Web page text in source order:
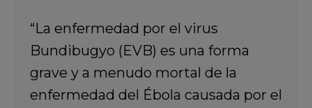
“La enfermedad por el virus
Bundibugyo (EVB) es una forma
grave y a menudo mortal de la
enfermedad del Ébola causada por el